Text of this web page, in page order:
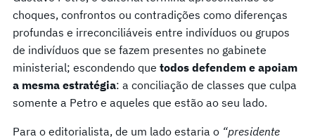
choques, confrontos ou contradições como diferenças
profundas e irreconciliáveis entre indivíduos ou grupos
de indivíduos que se fazem presentes no gabinete
ministerial; escondendo que todos defendem e apoiam
a mesma estratégia: a conciliação de classes que culpa
somente a Petro e aqueles que estão ao seu lado.
Para o editorialista, de um lado estaria o “presidente